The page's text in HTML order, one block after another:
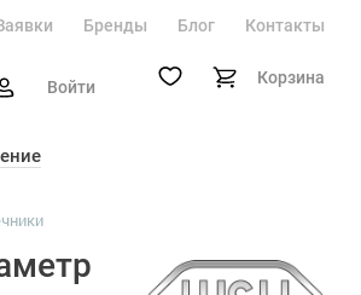
Бренды Блог Контакты
Войти Корзина